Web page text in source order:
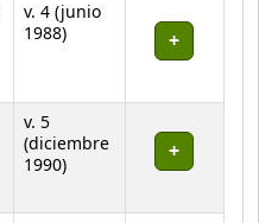
v. 4 (junio
1988)
v. 5
(diciembre
1990)